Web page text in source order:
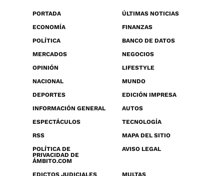
PORTADA
ÚLTIMAS NOTICIAS
ECONOMÍA
FINANZAS
POLÍTICA
BANCO DE DATOS
MERCADOS
NEGOCIOS
OPINIÓN
LIFESTYLE
NACIONAL
MUNDO
DEPORTES
EDICIÓN IMPRESA
INFORMACIÓN GENERAL
AUTOS
ESPECTÁCULOS
TECNOLOGÍA
RSS
MAPA DEL SITIO
POLÍTICA DE
PRIVACIDAD DE
ÁMBITO.COM
AVISO LEGAL